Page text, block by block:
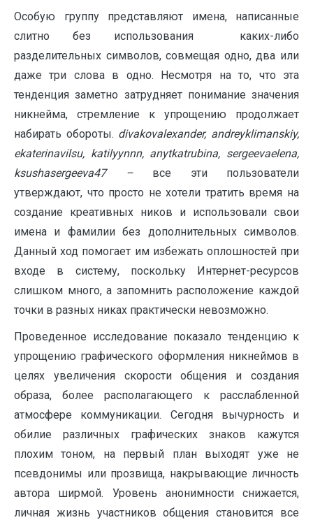
Особую группу представляют имена, написанные
слитно без использования каких-либо
разделительных символов, совмещая одно, два или
даже три слова в одно. Несмотря на то, что эта
тенденция заметно затрудняет понимание значения
никнейма, стремление к упрощению продолжает
набирать обороты. divakovalexander, andreyklimanskiy,
ekaterinavilsu, katilyynnn, anytkatrubina, sergeevaelena,
ksushasergeeva47 – все эти пользователи
утверждают, что просто не хотели тратить время на
создание креативных ников и использовали свои
имена и фамилии без дополнительных символов.
Данный ход помогает им избежать оплошностей при
входе в систему, поскольку Интернет-ресурсов
слишком много, а запомнить расположение каждой
точки в разных никах практически невозможно.
Проведенное исследование показало тенденцию к
упрощению графического оформления никнеймов в
целях увеличения скорости общения и создания
образа, более располагающего к расслабленной
атмосфере коммуникации. Сегодня вычурность и
обилие различных графических знаков кажутся
плохим тоном, на первый план выходят уже не
псевдонимы или прозвища, накрывающие личность
автора ширмой. Уровень анонимности снижается,
личная жизнь участников общения становится все